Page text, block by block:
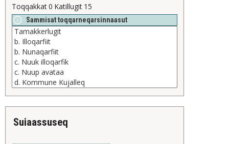
Toqqakkat0 Katillugit 15
Sammisat toqqarneqarsinnaasut
suiaassuseq